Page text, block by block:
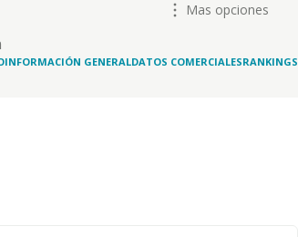
Mas opciones
INFORMACIÓN GENERALDATOS COMERCIALESRANKINGS